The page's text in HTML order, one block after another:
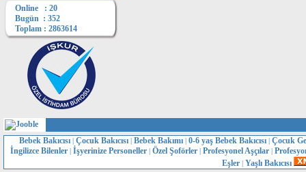
Online : 20
Bugün : 352
Toplam : 2863614
Bebek Bakıcısı | Çocuk Bakıcısı | Bebek Bakımı | 0-6 yaş Bebek Bakıcısı | Çocuk
İngilizce Bilenler | İşyerinize Personeller | Özel Şoförler | Profesyonel Aşçılar |
Eşler| Yaşlı Bakıcısı